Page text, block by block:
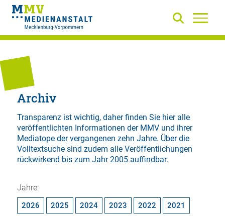
Archiv
Transparenz ist wichtig, daher finden Sie hier alle
veröffentlichten Informationen der MMV und ihrer
Mediatope der vergangenen zehn Jahre. Über die
Volltextsuchesind zudem alle Veröffentlichungen
rückwirkend bis zum Jahr 2005 auffindbar.
Jahre:
2026 2025 2024 2023 2022 2021